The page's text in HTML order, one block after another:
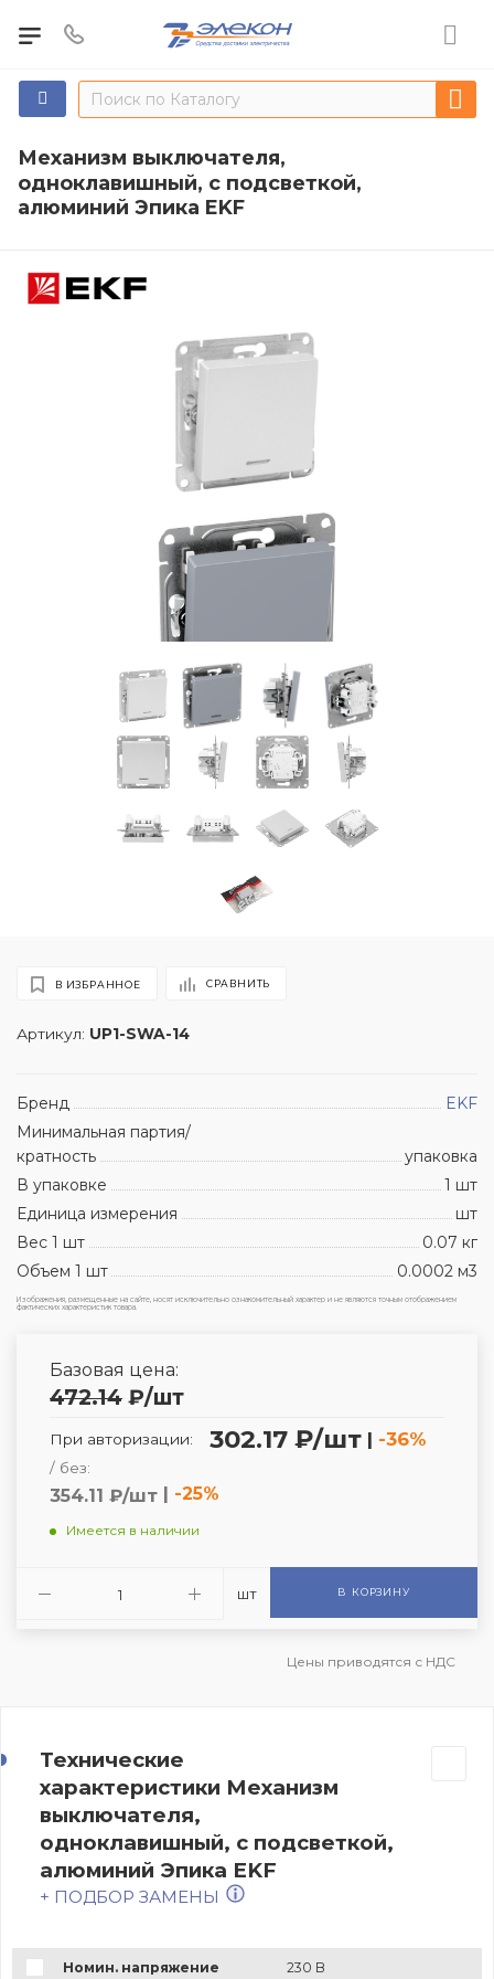
Механизм выключателя,
одноклавишный, с подсветкой,
алюминий Эпика EKF
Артикул: UP1-SWA-14
В ИЗБРАННОЕ СРАВНИТЬ
Бренд
EKF
Минимальная партия/
кратность
упаковка
В упаковке
1 шт
Единица измерения
шт
Вес 1 шт
0.07 кг
Объем 1 шт
0.0002 м3
Изображения, размещенные на сайте, носят исключительно ознакомительный характер и не являются точным отображением
фактических характеристик товара.
Базовая цена:
472.14 ₽/шт
При авторизации: 302.17 ₽/шт | -36%
/ без:
354.11 ₽/шт -25%
Имеется в наличии
шт В КОРЗИНУ
Цены приводятся с НДС
Технические
характеристики Механизм
выключателя,
одноклавишный, с подсветкой,
алюминий Эпика EKF
+ ПОДБОР ЗАМЕНЫ
Номин. напряжение 230 В